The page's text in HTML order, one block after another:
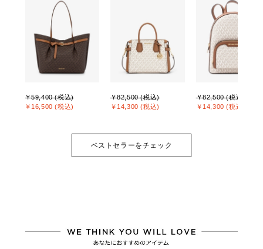
￥59,400 (税込)
￥16,500 (税込)
￥82,500 (税込)
￥14,300 (税込)
￥82,500 (税込)
￥14,300 (税込)
ベストセラーをチェック